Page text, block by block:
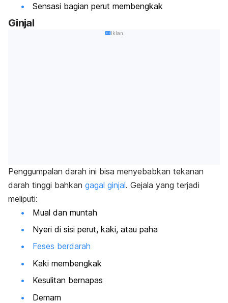
Sensasi bagian perut membengkak
Ginjal
Iklan
Penggumpalan darah ini bisa menyebabkan tekanan
darah tinggi bahkan gagal ginjal. Gejala yang terjadi
meliputi:
Mual dan muntah
Nyeri di sisi perut, kaki, atau paha
Feses berdarah
Kaki membengkak
Kesulitan bernapas
Demam